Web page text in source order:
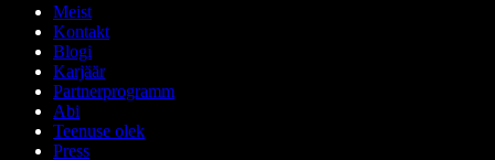
Meist
Kontakt
Blogi
Karjäär
Partnerprogramm
Abi
Teenuse olek
Press